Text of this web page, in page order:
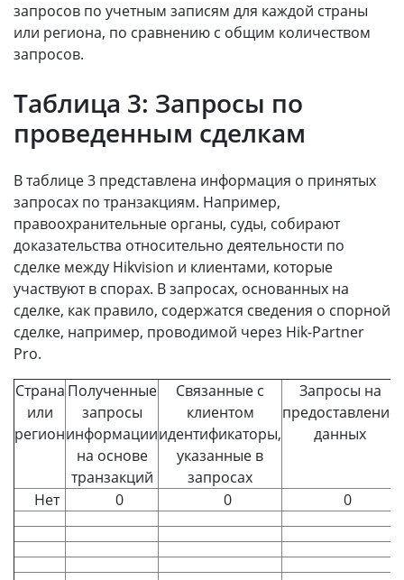
запросов по учетным записям для каждой страны
или региона, по сравнению с общим количеством
запросов.
Таблица 3: Запросы по
проведенным сделкам
В таблице 3 представлена информация о принятых
запросах по транзакциям. Например,
правоохранительные органы, суды, собирают
доказательства относительно деятельности по
сделке между Hikvision и клиентами, которые
участвуют в спорах. В запросах, основанных на
сделке, как правило, содержатся сведения о спорной
сделке, например, проводимой через Hik-Partner
Pro.
Страна
или
регион
Полученные
запросы
информации
на основе
транзакций
Связанные с
клиентом
идентификаторы,
указанные в
запросах
Запросы на
предоставление
данных
Нет 0 0 0